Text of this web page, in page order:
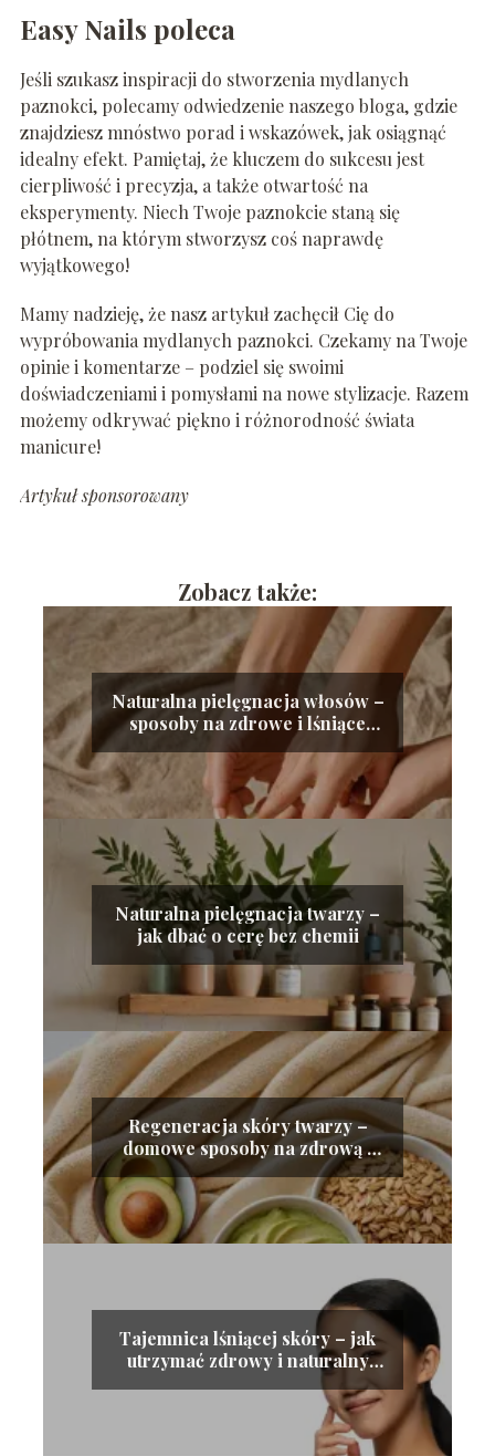
Easy Nails poleca
Jeśli szukasz inspiracji do stworzenia mydlanych
paznokci, polecamy odwiedzenie naszego bloga, gdzie
znajdziesz mnóstwo porad i wskazówek, jak osiągnąć
idealny efekt. Pamiętaj, że kluczem do sukcesu jest
cierpliwość i precyzja, a także otwartość na
eksperymenty. Niech Twoje paznokcie staną się
płótnem, na którym stworzysz coś naprawdę
wyjątkowego!
Mamy nadzieję, że nasz artykuł zachęcił Cię do
wypróbowania mydlanych paznokci. Czekamy na Twoje
opinie i komentarze – podziel się swoimi
doświadczeniami i pomysłami na nowe stylizacje. Razem
możemy odkrywać piękno i różnorodność świata
manicure!
Artykuł sponsorowany
Zobacz także:
Naturalna pielęgnacja włosów –
sposoby na zdrowe i lśniące
kosmyki
Naturalna pielęgnacja twarzy –
jak dbać o cerę bez chemii
Regeneracja skóry twarzy –
domowe sposoby na zdrową i
odżywioną cerę
Tajemnica lśniącej skóry – jak
utrzymać zdrowy i naturalny